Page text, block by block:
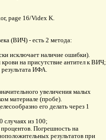
page 16/Videx K.
(ВИЧ) - есть 2 метода:
исключает наличие ошибки).
на присутствие антител к ВИЧ;
ИФА.
увеличения малых
материале (пробе).
его делать через 1
случаях из 100;
Погрешность на
результатов при